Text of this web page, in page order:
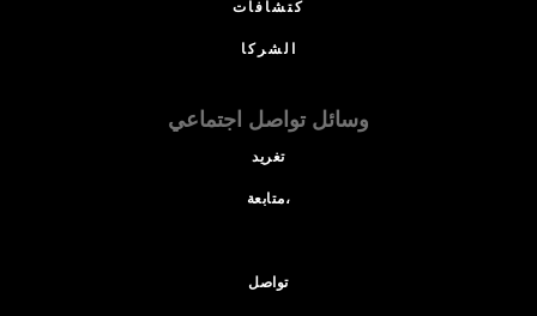
كتشافات
الشركا
وسائل تواصل اجتماعي
تغريد
متابعة،
تواصل